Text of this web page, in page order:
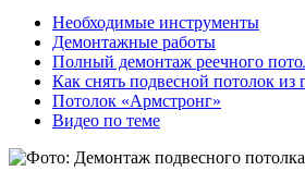
Необходимые инструменты
Демонтажные работы
Полный демонтаж реечного
Как снять подвесной потолок из
Потолок «Армстронг»
Видео по теме